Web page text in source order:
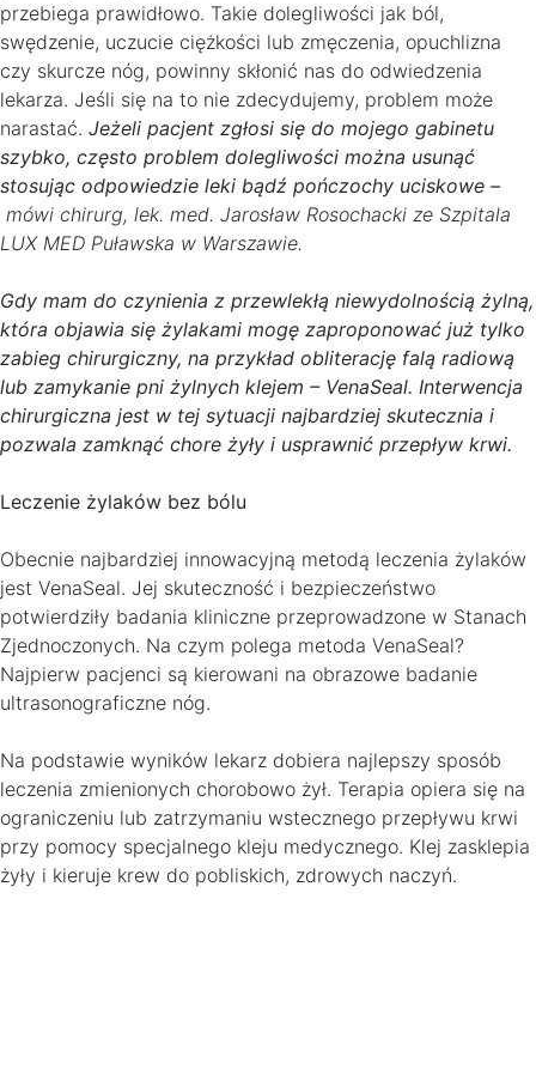
przebiega prawidłowo. Takie dolegliwości jak ból,
swędzenie, uczucie ciężkości lub zmęczenia, opuchlizna
czy skurcze nóg, powinny skłonić nas do odwiedzenia
lekarza. Jeśli się na to nie zdecydujemy, problem może
narastać. Jeżeli pacjent zgłosi się do mojego gabinetu
szybko, często problem dolegliwości można usunąć
stosując odpowiedzie leki bądź pończochy uciskowe –
mówi chirurg, lek. med. Jarosław Rosochacki ze Szpitala
LUX MED Puławska w Warszawie.
Gdy mam do czynienia z przewlekłą niewydolnością żylną,
która objawia się żylakami mogę zaproponować już tylko
zabieg chirurgiczny, na przykład obliterację falą radiową
lub zamykanie pni żylnych klejem – VenaSeal. Interwencja
chirurgiczna jest w tej sytuacji najbardziej skutecznia i
pozwala zamknąć chore żyły i usprawnić przepływ krwi.
Leczenie żylaków bez bólu
Obecnie najbardziej innowacyjną metodą leczenia żylaków
jest VenaSeal. Jej skuteczność i bezpieczeństwo
potwierdziły badania kliniczne przeprowadzone w Stanach
Zjednoczonych. Na czym polega metoda VenaSeal?
Najpierw pacjenci są kierowani na obrazowe badanie
ultrasonograficzne nóg.
Na podstawie wyników lekarz dobiera najlepszy sposób
leczenia zmienionych chorobowo żył. Terapia opiera się na
ograniczeniu lub zatrzymaniu wstecznego przepływu krwi
przy pomocy specjalnego kleju medycznego. Klej zasklepia
żyły i kieruje krew do pobliskich, zdrowych naczyń.